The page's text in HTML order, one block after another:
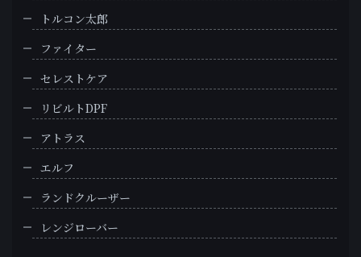
トルコン太郎
ファイター
セレストケア
リビルトDPF
アトラス
エルフ
ランドクルーザー
レンジローバー